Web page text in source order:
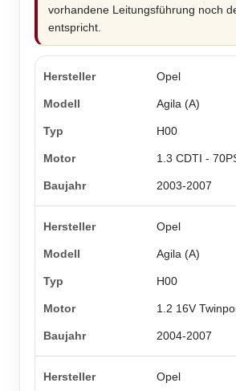
vorhandene Leitungsführung noch
entspricht.
Opel
Agila (A)
H00
1.3 CDTI -
2003-2007
Opel
Agila (A)
H00
1.2 16V
2004-2007
Opel